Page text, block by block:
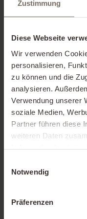
Zustimmung
Diese Webseite
Wir verwenden
personalisieren,
zu können und die
analysieren.
Verwendung unserer
soziale Medien,
Partner führen diese
weiteren Daten
Notwendig
Präferenzen
Google Analytics
„Diese Website
einen
(„Google“).
sog. „Cookies“,
Computer
Analyse der
Sie
Benutzung
USA